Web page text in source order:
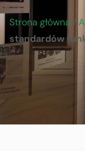
Strona główna /
standardów